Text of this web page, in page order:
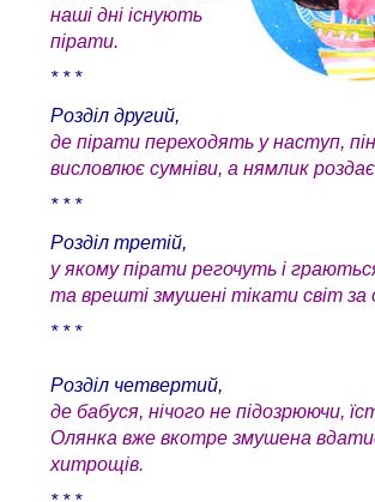
наші дні існують
пірати.
* * *
Розділ другий,
де пірати переходять у наступ,
висловлює сумніви, а нямлик
* * *
Розділ третій,
у якому пірати регочуть і
та врешті змушені тікати світ за
* * *
Розділ четвертий,
де бабуся, нічого не підозрюючи,
Олянка вже вкотре змушена
хитрощів.